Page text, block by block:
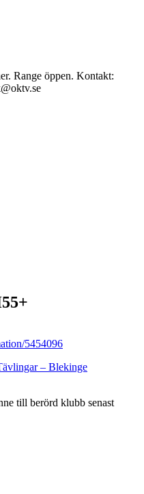
Range öppen. Kontakt:
5454096
– Blekinge
till berörd klubb senast